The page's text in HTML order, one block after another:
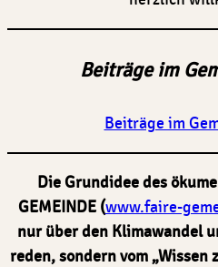
Beiträge im
Beiträge im
Die Grundidee des
GEMEINDE (www.faire-
nur über den Klimawandel
reden, sondern vom „Wissen